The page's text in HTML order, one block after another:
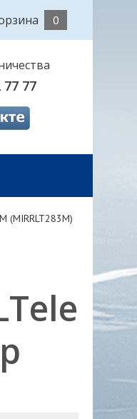
0
77 77
(MIRRLT283M)